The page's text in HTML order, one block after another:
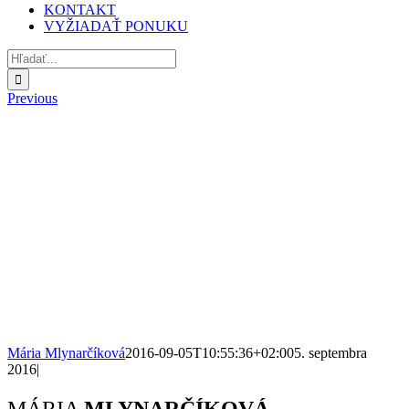
KONTAKT
VYŽIADAŤ PONUKU
Hľadať:
Previous
Mária Mlynarčíková2016-09-05T10:55:36+02:005. septembra
2016|
Facebook
X
Reddit
LinkedIn
WhatsApp
Tumblr
Pinterest
Vk
Xing
Email